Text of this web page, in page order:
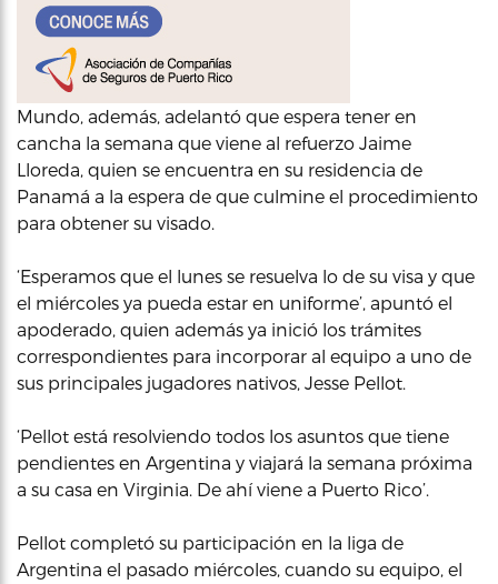
Mundo, además, adelantó que espera tener en
cancha la semana que viene al refuerzo Jaime
Lloreda, quien se encuentra en su residencia de
Panamá a la espera de que culmine el procedimiento
para obtener su visado.
‘Esperamos que el lunes se resuelva lo de su visa y que
el miércoles ya pueda estar en uniforme’, apuntó el
apoderado, quien además ya inició los trámites
correspondientes para incorporar al equipo a uno de
sus principales jugadores nativos, Jesse Pellot.
‘Pellot está resolviendo todos los asuntos que tiene
pendientes en Argentina y viajará la semana próxima
a su casa en Virginia. De ahí viene a Puerto Rico’.
Pellot completó su participación en la liga de
Argentina el pasado miércoles, cuando su equipo, el